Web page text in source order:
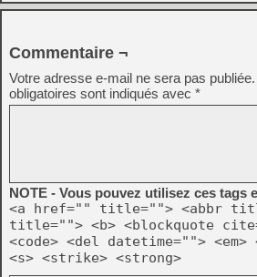
Commentaire ¬
Votre adresse e-mail ne sera pas publiée.
obligatoires sont indiqués avec *
NOTE - Vous pouvez utilisez ces tags
<a href="" title=""> <abbr
title=""> <b> <blockquote
<code> <del datetime="">
<s> <strike> <strong>